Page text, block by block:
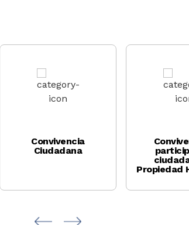
Convivencia
Ciudadana
Propiedad